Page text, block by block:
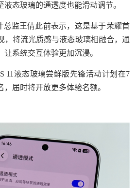
态玻璃的通透度也能滑动调节。
监王倩此前表示，这是基于荣耀首
，将流光质感与液态玻璃相融合，通
系统交互体验更加沉浸。
液态玻璃尝鲜版先锋活动计划在7
，届时将开放更多体验名额。